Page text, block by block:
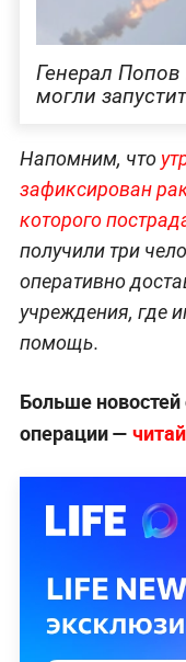
Генерал
могли
Напомним, что
зафиксирован
которого
получили три
оперативно
учреждения, где
помощь.
Больше
операции —